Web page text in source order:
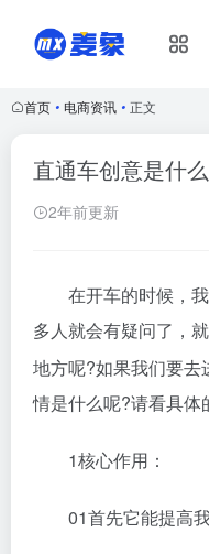
首页 • 电商资讯 • 正文
直通车创意是什
2年前更新
在开车的时候，
多人就会有疑问了，
地方呢?如果我们要
情是什么呢?请看具体
1核心作用：
01首先它能提高